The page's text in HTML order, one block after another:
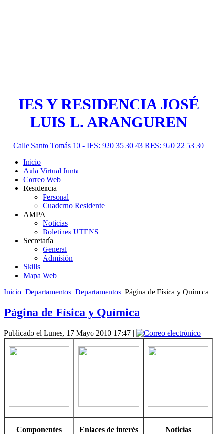
IES Y RESIDENCIA JOSÉ
LUIS L. ARANGUREN
Calle Santo Tomás 10 - IES: 920 35 30 43 RES: 920 22 53 30
Inicio
Aula Virtual Junta
Correo Web
Residencia
Personal
Cuaderno Residente
AMPA
Noticias
Boletines UTENS
Secretaría
General
Admisión
Skills
Mapa Web
Inicio Departamentos Departamentos Página de Física y Química
Página de Física y Química
Publicado el Lunes, 17 Mayo 2010 17:47 |
Componentes Enlaces de interés Noticias